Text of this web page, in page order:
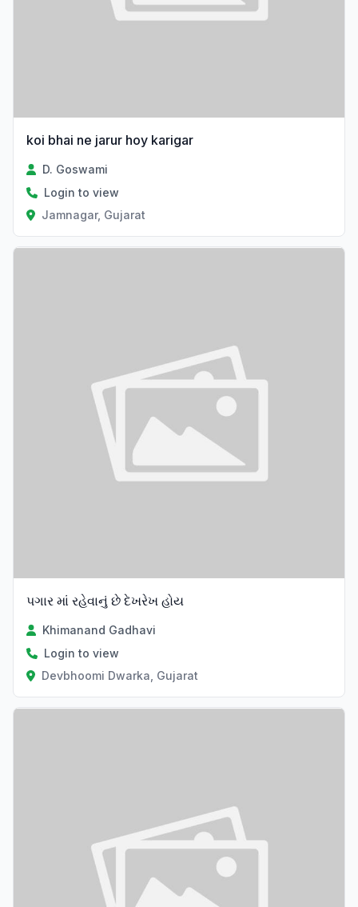
koi bhai ne jarur hoy karigar
D. Goswami
Login to view
Jamnagar, Gujarat
પગાર માં રહેવાનું છે દેખરેખ હોય
Khimanand Gadhavi
Login to view
Devbhoomi Dwarka, Gujarat